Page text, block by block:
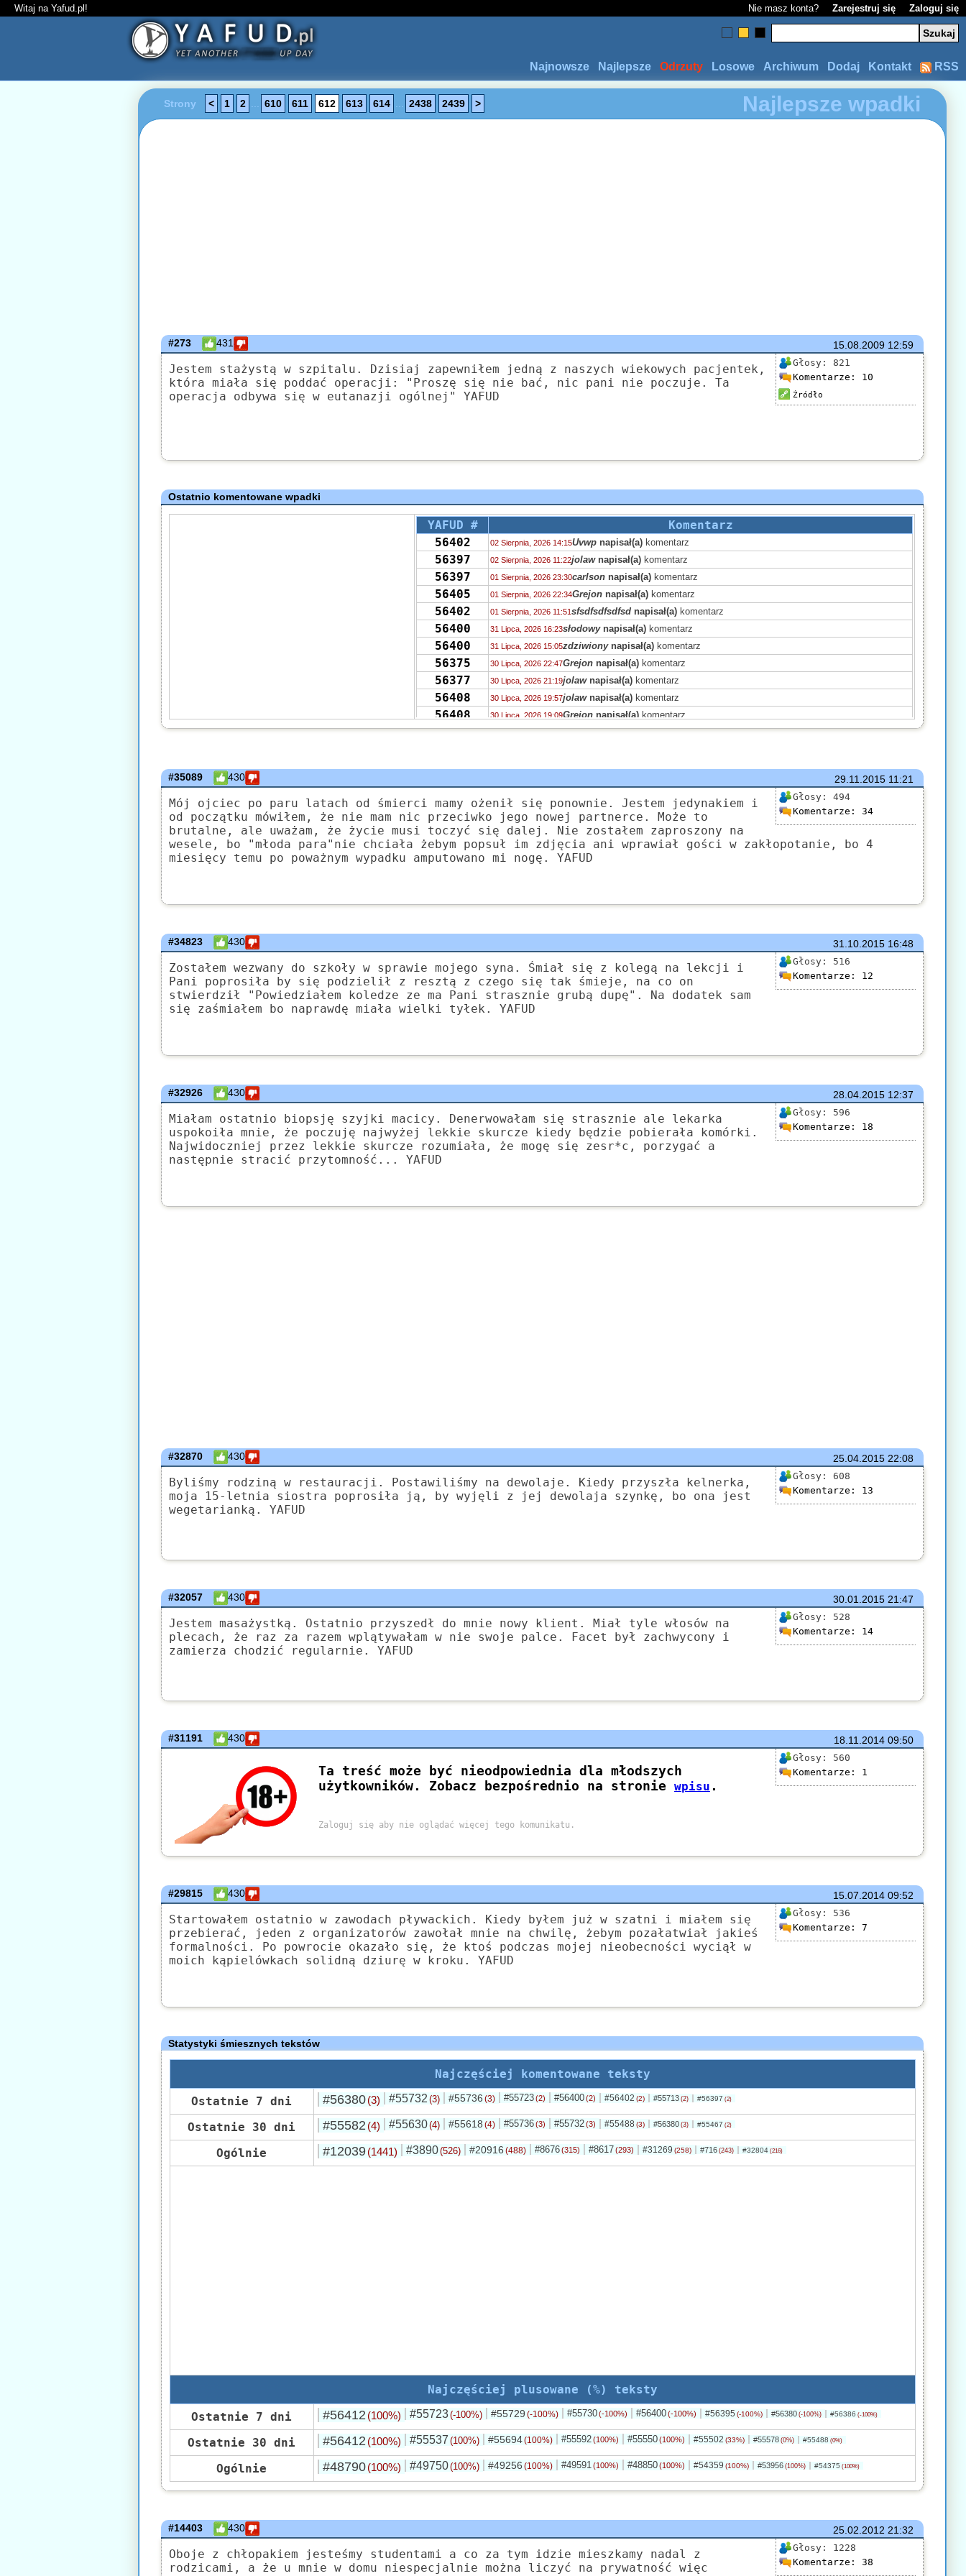
Witaj na Yafud.pl! Nie masz konta? Zarejestruj się Zaloguj się
RSS
Kontakt
Dodaj
Archiwum
Losowe
Odrzuty
Najlepsze
Najnowsze
Najlepsze wpadki
Strony < 1 2 610 611 612 613 614 2438 2439 >
15.08.200912:59
#273 431
Głosy: 821
Komentarze: 10
Źródło
Jestem stażystą w szpitalu. Dzisiaj zapewniłem jedną z naszych wiekowych pacjentek,
która miała się poddać operacji: "Proszę się nie bać, nic pani nie poczuje. Ta
operacja odbywa się w eutanazji ogólnej" YAFUD
Ostatnio komentowane wpadki
YAFUD #
Komentarz
56402
02 Sierpnia, 2026 14:15Uvwp napisał(a) komentarz
56397 02 Sierpnia, 2026 11:22jolawnapisał(a) komentarz
56397 01 Sierpnia, 2026 23:30carlson napisał(a) komentarz
56405 01 Sierpnia, 2026 22:34Grejon napisał(a) komentarz
56402 01 Sierpnia, 2026 11:51sfsdfsdfsdfsd napisał(a) komentarz
56400 31 Lipca, 2026 16:23słodowynapisał(a) komentarz
56400 31 Lipca, 2026 15:05zdziwionynapisał(a) komentarz
56375 30 Lipca, 2026 22:47Grejon napisał(a) komentarz
56377 30 Lipca, 2026 21:19jolawnapisał(a) komentarz
56408 30 Lipca, 2026 19:57jolawnapisał(a) komentarz
56408 30 Lipca, 2026 19:09Grejon napisał(a) komentarz
55736 30 Lipca, 2026 16:17EeveeFan5napisał(a)komentarz
56380 Grejonnapisał(a)komentarz
56380 Robin Chudłnapisał(a)komentarz
56380 30 Lipca, 2026 12:28Grejon napisał(a)komentarz
56393 30 Lipca, 2026 08:46PRVWnapisał(a)komentarz
55736 29 Lipca, 2026 14:38zdziwiony napisał(a)komentarz
55730 29 Lipca, 2026 14:03Drag0n napisał(a)
29.11.201511:21
#35089 430
Głosy: 494
Komentarze: 34
Mój ojciec po paru latach od śmierci mamy ożenił się ponownie. Jestem jedynakiem i
od początku mówiłem, że nie mam nic przeciwko jego nowej partnerce. Może to
brutalne, ale uważam, że życie musi toczyć się dalej. Nie zostałem zaproszony na
wesele, bo "młoda para"nie chciała żebym popsuł im zdjęcia ani wprawiał gości w zakłopotanie, bo 4
miesięcy temu po poważnym wypadku amputowano mi nogę. YAFUD
31.10.201516:48
#34823 430
Głosy: 516
Komentarze: 12
Zostałem wezwany do szkoły w sprawie mojego syna. Śmiał się z kolegą na lekcji i
Pani poprosiła by się podzielił z resztą z czego się tak śmieje, na co on
stwierdził "Powiedziałem koledze ze ma Pani strasznie grubą dupę". Na dodatek sam
się zaśmiałem bo naprawdę miała wielki tyłek. YAFUD
28.04.201512:37
#32926 430
Głosy: 596
Komentarze: 18
Miałam ostatnio biopsję szyjki macicy. Denerwowałam się strasznie ale lekarka
uspokoiła mnie, że poczuję najwyżej lekkie skurcze kiedy będzie pobierała komórki.
Najwidoczniej przez lekkie skurcze rozumiała, że mogę się zesr*c, porzygać a
następnie stracić przytomność... YAFUD
25.04.201522:08
#32870 430
Głosy: 608
Komentarze: 13
Byliśmy rodziną w restauracji. Postawiliśmy na dewolaje. Kiedy przyszła kelnerka,
moja 15-letnia siostra poprosiła ją, by wyjęli z jej dewolaja szynkę, bo ona jest
wegetarianką. YAFUD
30.01.201521:47
#32057 430
Głosy: 528
Komentarze: 14
Jestem masażystką. Ostatnio przyszedł do mnie nowy klient. Miał tyle włosów na
plecach, że raz za razem wplątywałam w nie swoje palce. Facet był zachwycony i
zamierza chodzić regularnie. YAFUD
18.11.201409:50
#31191 430
Głosy: 560
Komentarze: 1
15.07.201409:52
#29815 430
Głosy: 536
Komentarze: 7
Startowałem ostatnio w zawodach pływackich. Kiedy byłem już w szatni i miałem się
przebierać, jeden z organizatorów zawołał mnie na chwilę, żebym pozałatwiał jakieś
formalności. Po powrocie okazało się, że ktoś podczas mojej nieobecności wyciął w
moich kąpielówkach solidną dziurę w kroku. YAFUD
Statystyki śmiesznych tekstów
Najczęściej komentowane teksty
Ostatnie 7 dni
#56380 (3) #55732 (3) #55736 (3) #55723 (2) #56400 (2) #56402 (2) #55713 (2) #56397 (2)
Ostatnie 30 dni #55582 (4) #55630(4) #55618 (4) #55736 (3) #55732 (3) #55488 (3) #56380 (3) #55467 (2)
Ogólnie #12039 (1441) #3890(526) #20916 (488) #8676 (315) #8617 (293) #31269 (258) #716 (243) #32804 (216)
Najczęściej plusowane (%) teksty
Ostatnie 7 dni
#56412 (100%) #55723(-100%) #55729 (-100%) #55730 (-100%) #56400 (-100%) #56395 (-100%) #56380 (-100%) #56386 (-100%)
Ostatnie 30 dni #56412 (100%) #55537 (100%) #55694(100%) #55592 (100%) #55550 (100%) #55502 (33%) #55578 (0%) #55488 (0%)
Ogólnie #48790 (100%) #49750(100%) #49256 (100%) #49591 (100%) #48850 (100%) #54359 (100%) #53956 (100%) #54375 (100%)
25.02.2012 21:32
#14403 430
Głosy: 1228
Komentarze: 38
Oboje z chłopakiem jesteśmy studentami a co za tym idzie mieszkamy nadal z
rodzicami, a że u mnie w domu niespecjalnie można liczyć na prywatność więc